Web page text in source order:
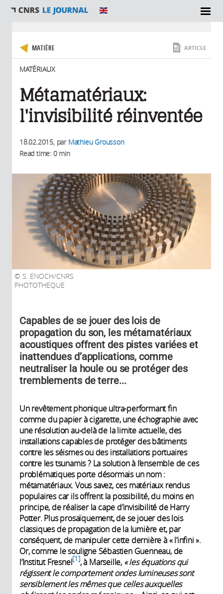
SECTIONS
MATIÈRE
MATÉRIAUX
ARTICLE
Métamatériaux:
l'invisibilité réinventée
18.02.2015, par Mathieu Grousson
Read time: 0 min
S. ENOCH/CNRS
PHOTOTHEQUE
Capables de se jouer des lois de
propagation du son, les métamatériaux
acoustiques offrent des pistes variées et
inattendues d’applications, comme
neutraliser la houle ou se protéger des
tremblements de terre...
Un revêtement phonique ultra-performant fin
comme du papier à cigarette, une échographie avec
une résolution au-delà de la limite actuelle, des
installations capables de protéger des bâtiments
contre les séismes ou des installations portuaires
contre les tsunamis ? La solution à l’ensemble de ces
problématiques porte désormais un nom :
métamatériaux. Vous savez, ces matériaux rendus
populaires car ils offrent la possibilité, du moins en
principe, de réaliser la cape d’invisibilité de Harry
Potter. Plus prosaïquement, de se jouer des lois
classiques de propagation de la lumière et, par
conséquent, de manipuler cette dernière à « l’infini ».
Or, comme le souligne Sébastien Guenneau, de
l’Institut Fresnel 1 , à Marseille, « les équations qui
régissent le comportement ondes lumineuses sont
sensiblement les mêmes que celles auxquelles